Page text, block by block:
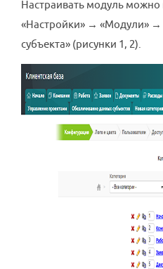
Настраивать модуль можно
«Настройки» → «Модули»
субъекта» (рисунки 1, 2).